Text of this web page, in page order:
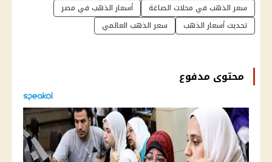
سعر الذهب في محلات الصاغة
أسعار الذهب في مصر
تحديث أسعار الذهب
سعر الذهب العالمي
محتوى مدفوع